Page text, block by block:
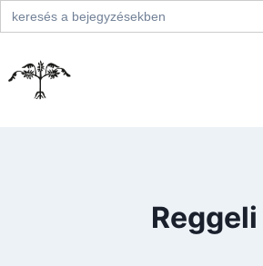
Search
for:
content
Reggeli